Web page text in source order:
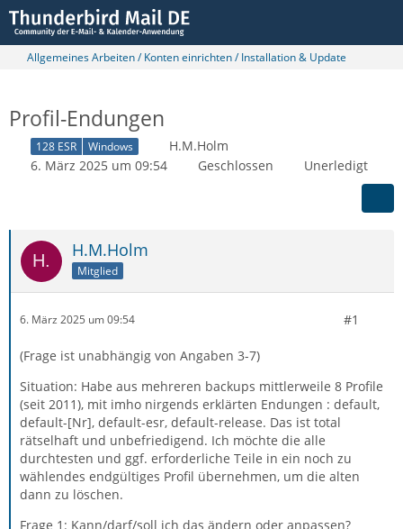
Allgemeines Arbeiten / Konten einrichten / Installation & Update
Profil-Endungen
128 ESR Windows
H.M.Holm
6. März 2025 um 09:54
Geschlossen Unerledigt
H.M.Holm
Mitglied
6. März 2025 um 09:54 #1
(Frage ist unabhängig von Angaben 3-7)
Situation: Habe aus mehreren backups mittlerweile 8 Profile
(seit 2011), mit imho nirgends erklärten Endungen : default,
default-[Nr], default-esr, default-release. Das ist total
rätselhaft und unbefriedigend. Ich möchte die alle
durchtesten und ggf. erforderliche Teile in ein noch zu
wählendes endgültiges Profil übernehmen, um die alten
dann zu löschen.
Frage 1: Kann/darf/soll ich das ändern oder anpassen?